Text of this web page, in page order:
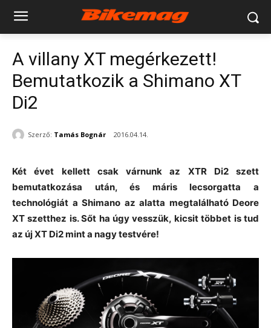
A villany XT megérkezett!
Bemutatkozik a Shimano XT
Di2
Szerző: Tamás Bognár 2016.04.14.
Két évet kellett csak várnunk az XTR Di2 szett
bemutatkozása után, és máris lecsorgatta a
technológiát a Shimano az alatta megtalálható Deore
XT szetthez is. Sőt ha úgy vesszük, kicsit többet is tud
az új XT Di2 mint a nagy testvére!